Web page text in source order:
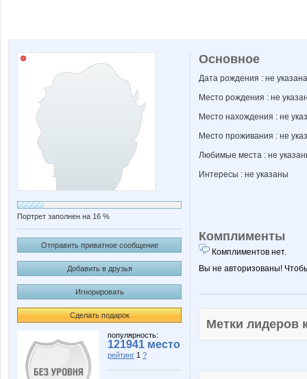
Портрет заполнен на 16 %
Отправить приватное сообщение
Добавить в друзья
Игнорировать
Сделать подарок
популярность:
121941 место
рейтинг 1 ?
Основное
Дата рождения : не указана
Место рождения : не
Место нахождения : не
Место проживания : не
Любимые места : не
Интересы : не указаны
Комплименты
Комплиментов нет.
Вы не авторизованы!
Метки